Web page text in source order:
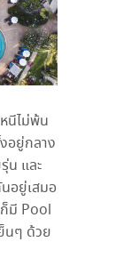
นีไม่พ้น
อยู่กลาง
น และ
อยู่เสมอ
มี Pool
นๆ ด้วย